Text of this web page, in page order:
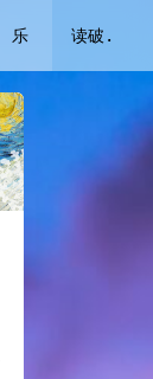
乐 读破.